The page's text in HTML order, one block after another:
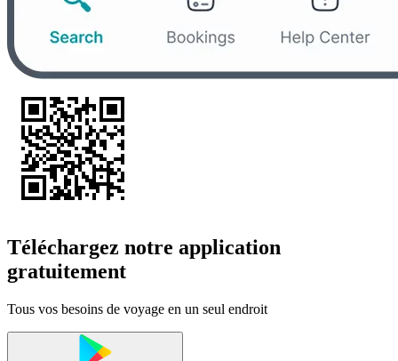
Téléchargez notre application
gratuitement
Tous vos besoins de voyage en un seul endroit